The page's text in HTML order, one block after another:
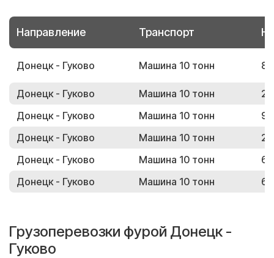
Направление Транспорт
Донецк - Гуково Машина 10 тонн
Донецк - Гуково Машина 10 тонн
Донецк - Гуково
Машина 10 тонн
Донецк - Гуково
Машина 10 тонн
Донецк - Гуково
Машина 10 тонн
Донецк - Гуково
Машина 10 тонн
Грузоперевозки фурой Донецк -
Гуково